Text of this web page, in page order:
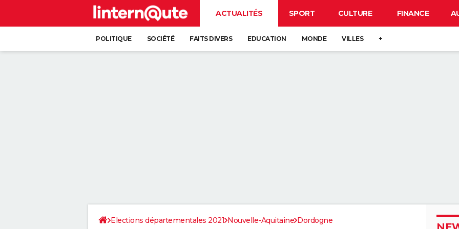
ACTUALITÉS SPORT CULTURE FINANCE
POLITIQUE SOCIÉTÉ FAITS DIVERS EDUCATION MONDE VILLES +
Elections départementales 2021 Nouvelle-Aquitaine Dordogne